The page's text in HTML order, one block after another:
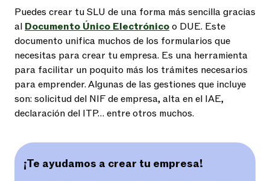
Puedes crear tu SLU de una forma más sencilla gracias
al Documento Único Electrónicoo DUE. Este
documento unifica muchos de los formularios que
necesitas para crear tu empresa. Es una herramienta
para facilitar un poquito más los trámites necesarios
para emprender. Algunas de las gestiones que incluye
son: solicitud del NIF de empresa, alta en el IAE,
declaración del ITP… entre otros muchos.
¡Te ayudamos a crear tu empresa!